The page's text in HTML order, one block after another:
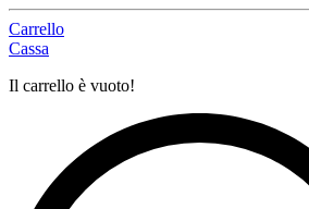
Carrello
Cassa
Il carrello è vuoto!